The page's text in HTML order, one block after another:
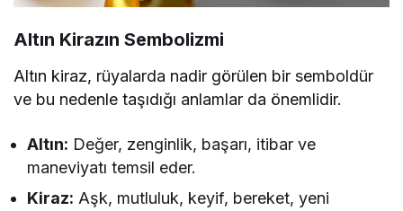
Altın Kirazın Sembolizmi
Altın kiraz, rüyalarda nadir görülen bir semboldür
ve bu nedenle taşıdığı anlamlar da önemlidir.
Altın: Değer, zenginlik, başarı, itibar ve
maneviyatı temsil eder.
Kiraz: Aşk, mutluluk, keyif, bereket, yeni